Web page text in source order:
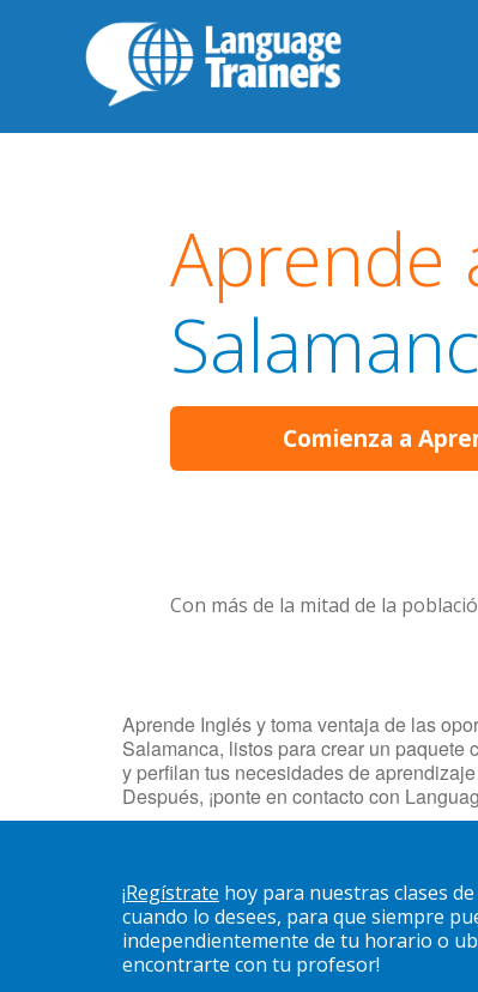
Aprende
Comienza a
Con más de la mitad de la
Aprende Inglés y toma ventaja de las
Salamanca, listos para crear un paquete
y perfilan tus necesidades de
Después, ¡ponte en contacto con
¡Regístrate hoy para nuestras clases
cuando lo desees, para que siempre
independientemente de tu horario o
encontrarte con tu profesor!